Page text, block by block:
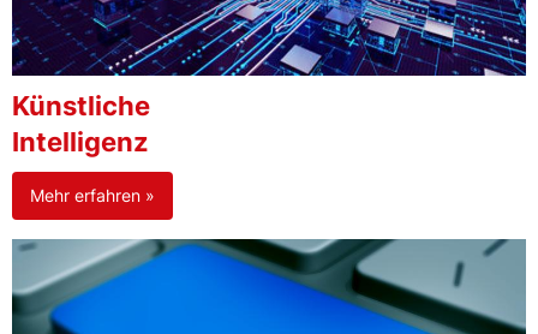
Künstliche
Intelligenz
Mehr erfahren »